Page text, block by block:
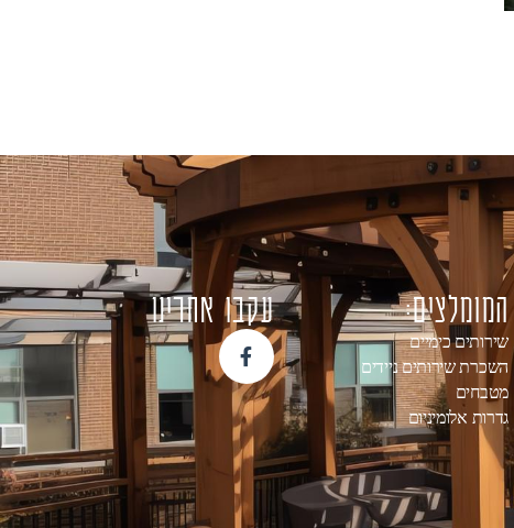
המומלצים:
שירותים כימיים
השכרת שירותים ניידים
מטבחים
גדרות אלומיניום
עקבו אחרינו